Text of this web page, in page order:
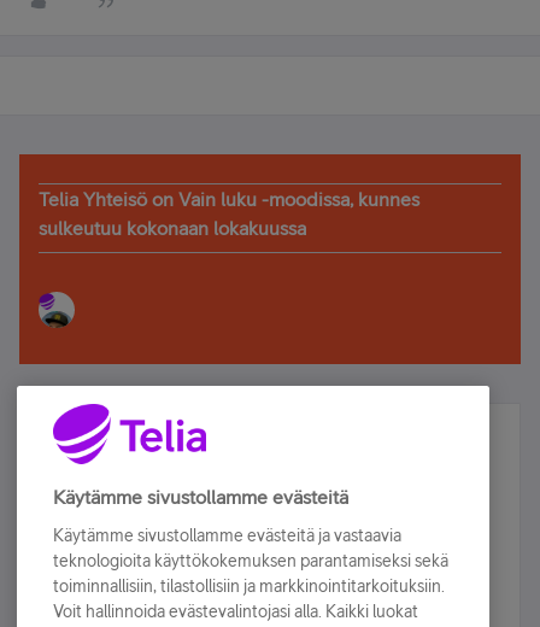
Telia Yhteisö on Vain luku -moodissa, kunnes
sulkeutuu kokonaan lokakuussa
Älä jää paitsi – osallistu ja voita!
Tilaa Telian uutiskirje ja olet mukana arvonnassa.
sähköpostiisi.
Tilaa nyt
Käytämme sivustollamme evästeitä
Käytämme sivustollamme evästeitä ja vastaavia
teknologioita käyttökokemuksen parantamiseksi sekä
toiminnallisiin, tilastollisiin ja markkinointitarkoituksiin.
Voit hallinnoida evästevalintojasi alla. Kaikki luokat